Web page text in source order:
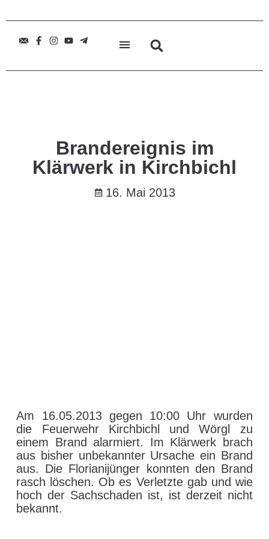
Brandereignis im
Klärwerk in Kirchbichl
16. Mai 2013
Am 16.05.2013 gegen 10:00 Uhr wurden
die Feuerwehr Kirchbichl und Wörgl zu
einem Brand alarmiert. Im Klärwerk brach
aus bisher unbekannter Ursache ein Brand
aus. Die Florianijünger konnten den Brand
rasch löschen. Ob es Verletzte gab und wie
hoch der Sachschaden ist, ist derzeit nicht
bekannt.